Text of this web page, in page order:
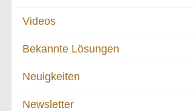
Videos
Bekannte Lösungen
Neuigkeiten
Newsletter